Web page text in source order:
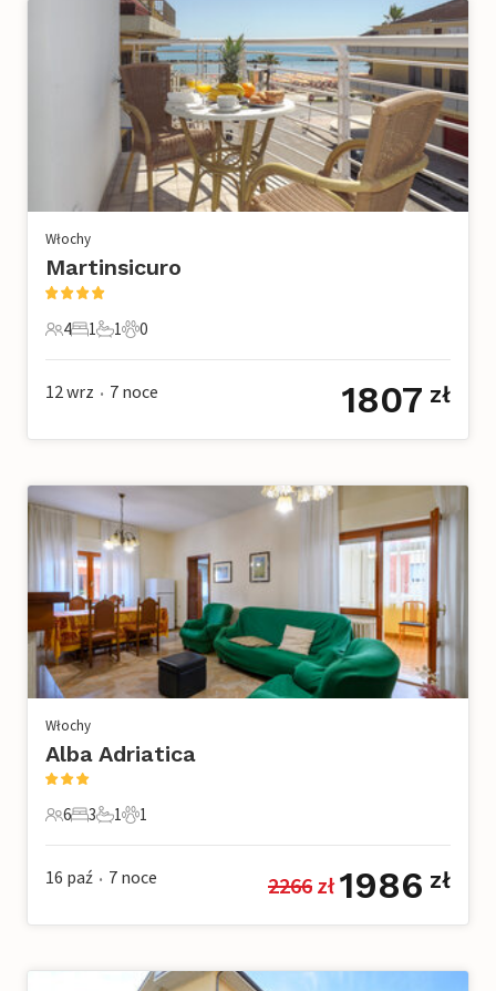
Włochy
Martinsicuro
4 Goście
4
1 Sypialnia
1
1 Łazienka
1
0 Zwierzęta domowe
0
12 wrz • 7 noce 1807 zł
Włochy
Alba Adriatica
6 Goście
6
3 Sypialnie
3
1 Łazienka
1
1 Zwierzę domowe
1
16 paź • 7 noce 2266 zł 1986 zł